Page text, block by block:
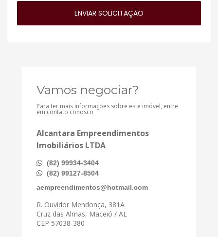
Vamos negociar?
Para ter mais informações sobre este imóvel, entre
em contato conosco
Alcantara Empreendimentos
Imobiliários LTDA
(82) 99934-3404
(82) 99127-8504
aempreendimentos@hotmail.com
R. Ouvidor Mendonça, 381A
Cruz das Almas, Maceió / AL
CEP 57038-380